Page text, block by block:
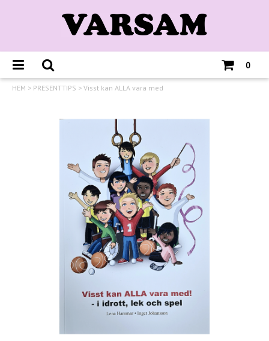
0
HEM > PRESENTTIPS > Visst kan ALLA vara med